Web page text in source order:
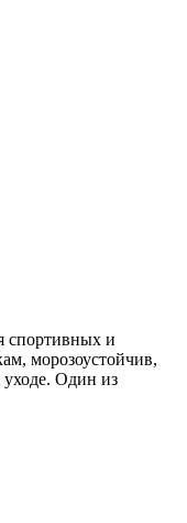
спортивных и
морозоустойчив,
Один из